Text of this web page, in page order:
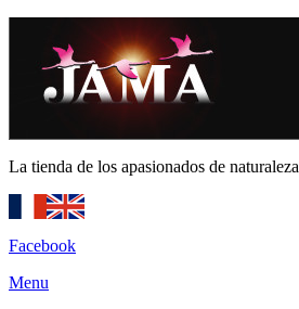
La tienda de los apasionados de naturaleza
Facebook
Menu